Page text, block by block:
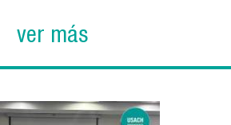
ver más